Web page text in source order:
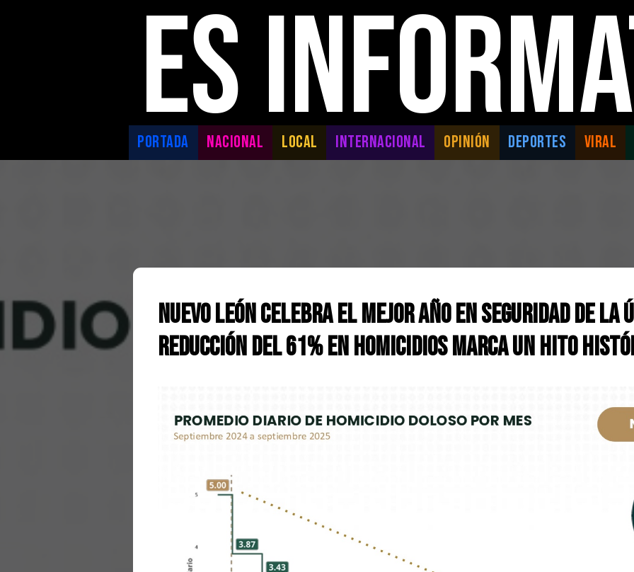
ES
PORTADA NACIONAL LOCAL INTERNACIONAL OPINIÓN DEPORTES VIRAL
Nuevo León Celebra el Mejor Año en Seguridad de la
Reducción del 61% en Homicidios Marca un Hito